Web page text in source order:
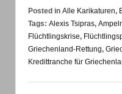
Posted in Alle Karikaturen,
Tags: Alexis Tsipras,
Flüchtlingskrise,
Griechenland-Rettung,
Kredittranche für